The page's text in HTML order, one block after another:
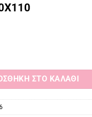
σεντόνια λίκνου-
ΣΤΟ ΚΑΛΆΘΙ